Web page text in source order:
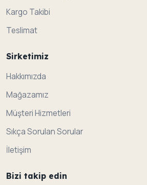
Kargo Takibi
Teslimat
Sirketimiz
Hakkımızda
Mağazamız
Müşteri Hizmetleri
Sıkça Sorulan Sorular
İletişim
Bizi takip edin